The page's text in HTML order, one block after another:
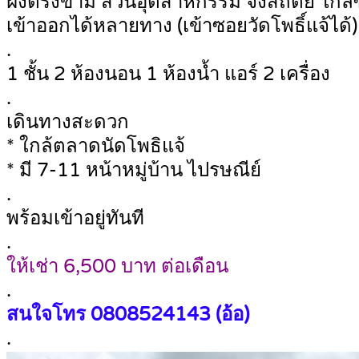
เข้าออกได้หลายทาง (เข้าซอยวัดโพธิ์แจ้ได้)
.
1 ชั้น 2 ห้องนอน 1 ห้องน้ำ แอร์ 2 เครื่อง
.
เดินทางสะดวก
* ใกล้ตลาดนัดโพธิแจ้
* มี 7-11 หน้าหมู่บ้าน ไปรษณีย์
.
พร้อมเข้าอยู่ทันที
.
ให้เช่า 6,500 บาท ต่อเดือน
.
สนใจโทร 0808524143 (อ้อ)
.